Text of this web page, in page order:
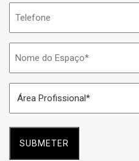
do
Espaço
Profissional
*